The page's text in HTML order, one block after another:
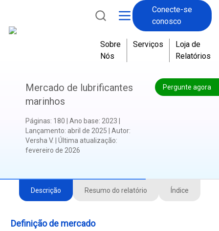
Conecte-se
conosco
Sobre
Nós
Serviços
Loja de
Relatórios
Pergunte agora
Mercado de lubrificantes
marinhos
Páginas: 180 Ano base: 2023
Lançamento: abril de 2025 Autor:
Versha V.
Última atualização:
fevereiro de 2026
Descrição Resumo do relatório Índice
Definição de mercado